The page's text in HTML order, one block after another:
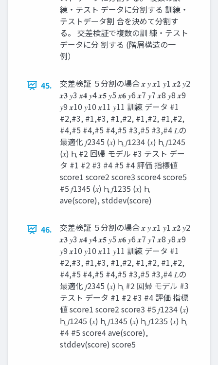
練・テスト データに分割する 訓練・
テストデータ割 合を決めて分割す
る。 交差検証で複数の訓 練・テスト
データに分 割する (階層構造の一
例）
45.
交差検証 ５分割の場合 𝒙 𝑦 𝒙1 𝑦1 𝒙𝟐 𝑦2
𝒙𝟑 𝑦3 𝒙𝟒 𝑦4 𝒙𝟓 𝑦5 𝒙𝟔 𝑦6 𝒙7 𝑦7 𝒙8 𝑦8 𝒙9
𝑦9 𝒙10 𝑦10 𝒙11 𝑦11 訓練 データ #1
#2,#3, #1,#3, #1,#2, #1,#2, #1,#2,
#4,#5 #4,#5 #4,#5 #3,#5 #3,#4 𝐿の
最適化 𝑓2345 (𝑥) Ԧ 𝑓1234 (𝑥) Ԧ 𝑓1245
(𝑥) Ԧ #2 回帰 モデル #3 テスト デー
タ #1 #2 #3 #4 #5 #4 評価 指標値
score1 score2 score3 score4 score5
#5 𝑓1345 (𝑥) Ԧ 𝑓1235 (𝑥) Ԧ
ave(score), stddev(score)
46.
交差検証 ５分割の場合 𝒙 𝑦 𝒙1 𝑦1 𝒙𝟐 𝑦2
𝒙𝟑 𝑦3 𝒙𝟒 𝑦4 𝒙𝟓 𝑦5 𝒙𝟔 𝑦6 𝒙7 𝑦7 𝒙8 𝑦8 𝒙9
𝑦9 𝒙10 𝑦10 𝒙11 𝑦11 訓練 データ #1
#2,#3, #1,#3, #1,#2, #1,#2, #1,#2,
#4,#5 #4,#5 #4,#5 #3,#5 #3,#4 𝐿の
最適化 𝑓2345 (𝑥) Ԧ #2 回帰 モデル #3
テスト データ #1 #2 #3 #4 評価 指標
値 score1 score2 score3 #5 𝑓1234 (𝑥)
Ԧ 𝑓1245 (𝑥) Ԧ 𝑓1345 (𝑥) Ԧ 𝑓1235 (𝑥) Ԧ
#4 #5 score4 ave(score),
stddev(score) score5